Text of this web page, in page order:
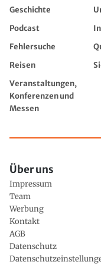
Geschichte
Podcast
Fehlersuche
Reisen
Veranstaltungen,
Konferenzen und
Messen
Über uns
Impressum
Team
Werbung
Kontakt
AGB
Datenschutz